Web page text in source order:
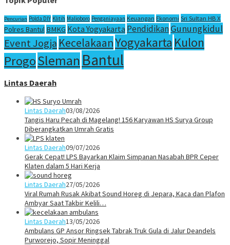
Pencurian Polda DIY Klitih Malioboro Penganiayaan Keuangan Ekonomi Sri Sultan HB X
Polres Bantul BMKG Kota Yogyakarta PendidikanGunungkidul
Event Jogja KecelakaanYogyakarta Kulon
ProgoSleman Bantul
Lintas Daerah
Lintas Daerah03/08/2026
Tangis Haru Pecah di Magelang! 156 Karyawan HS Surya Group
Diberangkatkan Umrah Gratis
Lintas Daerah09/07/2026
Gerak Cepat! LPS Bayarkan Klaim Simpanan Nasabah BPR Ceper
Klaten dalam 5 Hari Kerja
Lintas Daerah27/05/2026
Viral Rumah Rusak Akibat Sound Horeg di Jepara, Kaca dan Plafon
Ambyar Saat Takbir Kelili…
Lintas Daerah13/05/2026
Ambulans GP Ansor Ringsek Tabrak Truk Gula di Jalur Deandels
Purworejo, Sopir Meninggal